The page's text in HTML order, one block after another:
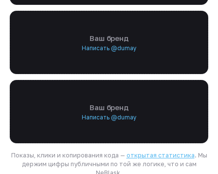
Ваш бренд
Написать @dumay
Ваш бренд
Написать @dumay
Показы, клики и копирования кода — открытая статистика. Мы
держим цифры публичными по той же логике, что и сам